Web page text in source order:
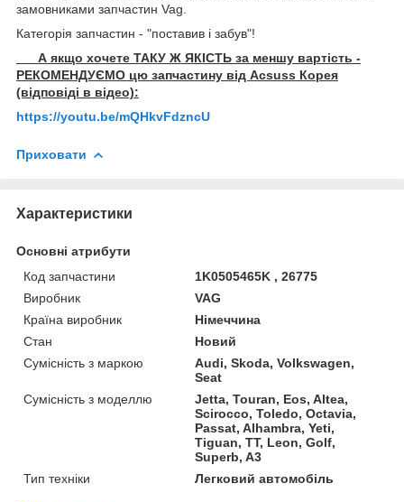
замовниками запчастин Vag.
Категорія запчастин - "поставив і забув"!
А якщо хочете ТАКУ Ж ЯКІСТЬ за меншу вартість -
РЕКОМЕНДУЄМО цю запчастину від Acsuss Корея
(відповіді в відео):
https://youtu.be/mQHkvFdzncU
Приховати
Характеристики
Основні атрибути
Код запчастини
1K0505465K , 26775
Виробник
VAG
Країна виробник
Німеччина
Стан
Новий
Сумісність з маркою
Audi, Skoda, Volkswagen,
Seat
Сумісність з моделлю
Jetta, Touran, Eos, Altea,
Scirocco, Toledo, Octavia,
Passat, Alhambra, Yeti,
Tiguan, TT, Leon, Golf,
Superb, A3
Тип техніки
Легковий автомобіль